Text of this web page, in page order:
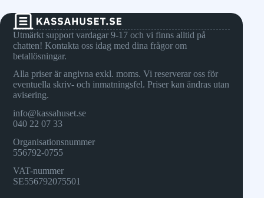
Utmärkt support vardagar 9-17 och vi finns alltid på
chatten! Kontakta oss idag med dina frågor om
betallösningar.
Alla priser är angivna exkl. moms. Vi reserverar oss för
eventuella skriv- och inmatningsfel. Priser kan ändras utan
avisering.
info@kassahuset.se
040 22 07 33
Organisationsnummer
556792-0755
VAT-nummer
SE556792075501